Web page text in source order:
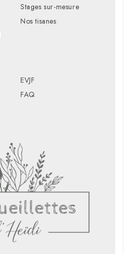
Stages sur-mesure
Nos tisanes
EVJF
FAQ